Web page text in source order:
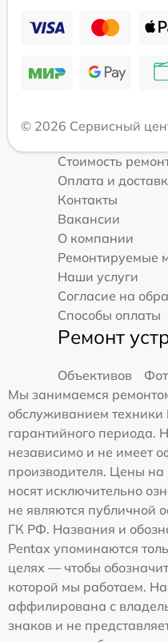
© 2026 Сервисный
Стоимость
Оплата и
Контакты
Вакансии
О компании
Ремонтируемые
Наши услуги
Согласие на
Способы оплаты
Ремонт
Объективов
Мы занимаемся
обслуживанием техники
гарантийного периода.
независимо и не имеет
производителя. Цены на
носят исключительно
не являются публичной
ГК РФ. Названия и
Pentax упоминаются
целях — чтобы
которой мы работаем.
аффилирована с
знаков и не